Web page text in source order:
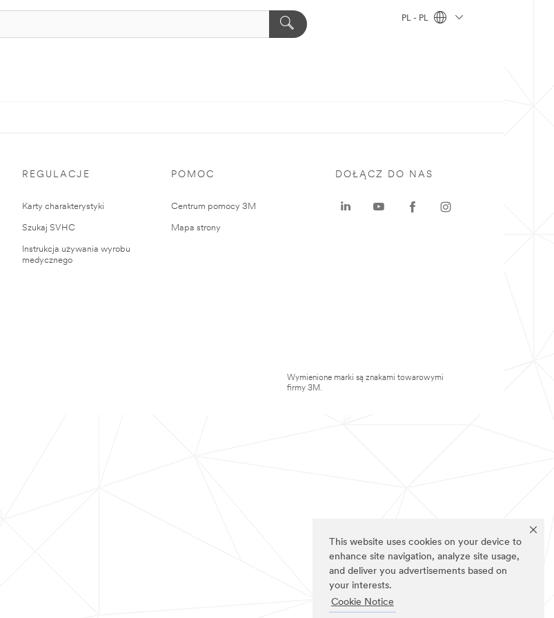
This website uses cookies on your device to
enhance site navigation, analyze site usage,
and deliver you advertisements based on
your interests.
Cookie Notice
PL - PL
REGULACJE
Karty charakterystyki
Szukaj SVHC
Instrukcja używania wyrobu
medycznego
POMOC
Centrum pomocy 3M
Mapa strony
DOŁĄCZ DO NAS
Wymienione marki są znakami towarowymi
firmy 3M.